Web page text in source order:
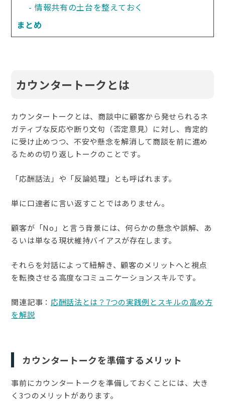
情報共有の土台を整えておく
まとめ
カウンタートークとは
カウンタートークとは、商談中に顧客から発せられるネ
ガティブな反応や断り文句（否定意見）に対し、肯定的
に受け止めつつ、不安や懸念を解消して商談を前に進め
るための切り返しトークのことです。
「応酬話法」や「反論処理」とも呼ばれます。
単に口達者に言い返すことではありません。
顧客が「No」と言う背景には、何らかの懸念や誤解、あ
るいは単なる現状維持バイアスが存在します。
それらを対話によって紐解き、顧客のメリットへと視点
を転換させる高度なコミュニケーションスキルです。
関連記事： 応酬話法とは？7つの実践例とスキルの高め方
を解説
カウンタートークを準備するメリット
事前にカウンタートークを準備しておくことには、大き
く3つのメリットがあります。